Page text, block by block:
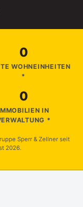
0
WOHNEINHEITEN
*
0
IN
*
Sperr & Zellner seit
2026.